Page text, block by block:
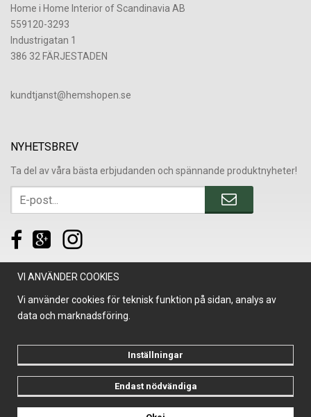
Home i Home Interior of Scandinavia AB
559120-3293
Industrigatan 1
386 32 FÄRJESTADEN
​kundtjanst@hemshopen.se
NYHETSBREV
Ta del av våra bästa erbjudanden och spännande produktnyheter!
Drift & produktion:Wikinggruppen
VI ANVÄNDER COOKIES
Vi använder cookies för teknisk funktion på sidan, analys av
data och marknadsföring.
Inställningar
Endast nödvändiga